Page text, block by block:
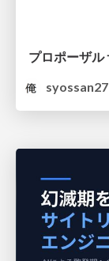
プロポーザル
syossan27